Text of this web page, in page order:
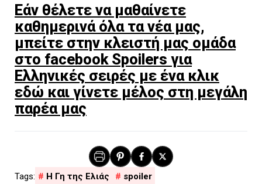
Εάν θέλετε να μαθαίνετε
καθημερινά όλα τα νέα μας,
μπείτε στην κλειστή μας ομάδα
στο facebook Spoilers για
Ελληνικές σειρές με ένα κλικ
εδώ και γίνετε μέλος στη μεγάλη
παρέα μας
H Γη της Ελιάς spoiler